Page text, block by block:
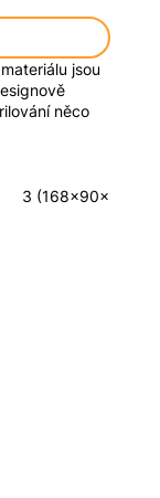
jsou
něco
3 (168x90x106)